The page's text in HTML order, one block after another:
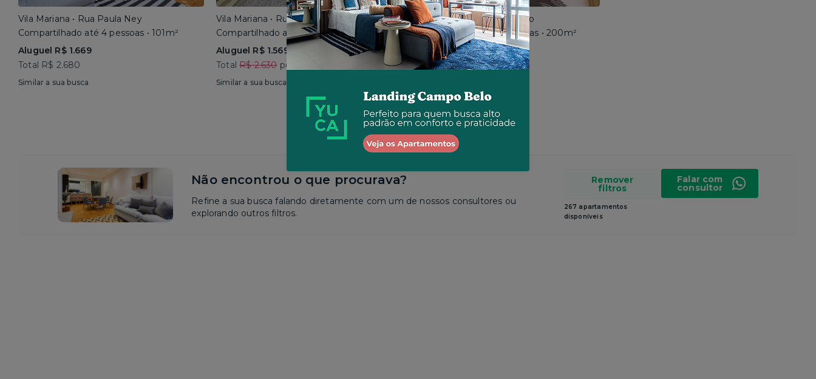
Vila Mariana • Rua Paula Ney
Compartilhado até 4 pessoas • 101m²
Aluguel R$ 1.669
Total R$ 2.680
Similar a sua busca
Vila Mariana • Rua José do Patrocínio
Compartilhado até 4 pessoas • 110m²
Aluguel R$ 1.569
TotalR$ 2.630por R$ 2.625
Similar a sua busca
Consolação • Av Consolação
Compartilhado até 5 pessoas • 200m²
Aluguel R$ 1.562
TotalR$ 2.650por R$ 2.573
Não encontrou o que procurava?
Refine a sua busca falando diretamente com um de nossos consultores ou
explorando outros filtros.
Remover
filtros
267 apartamentos
disponíveis
Falar com
consultor